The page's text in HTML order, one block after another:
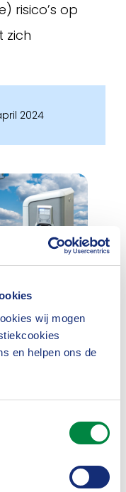
wij mogen
en helpen ons de
risico’s op
zich
2024
Mobiliteit &
wegtransport) van